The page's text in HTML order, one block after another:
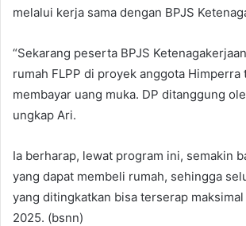
melalui kerja sama dengan BPJS
“Sekarang peserta BPJS
rumah FLPP di proyek anggota Himperra
membayar uang muka. DP ditanggung
ungkap Ari.
Ia berharap, lewat program ini, semakin
yang dapat membeli rumah, sehingga
yang ditingkatkan bisa terserap
2025. (bsnn)